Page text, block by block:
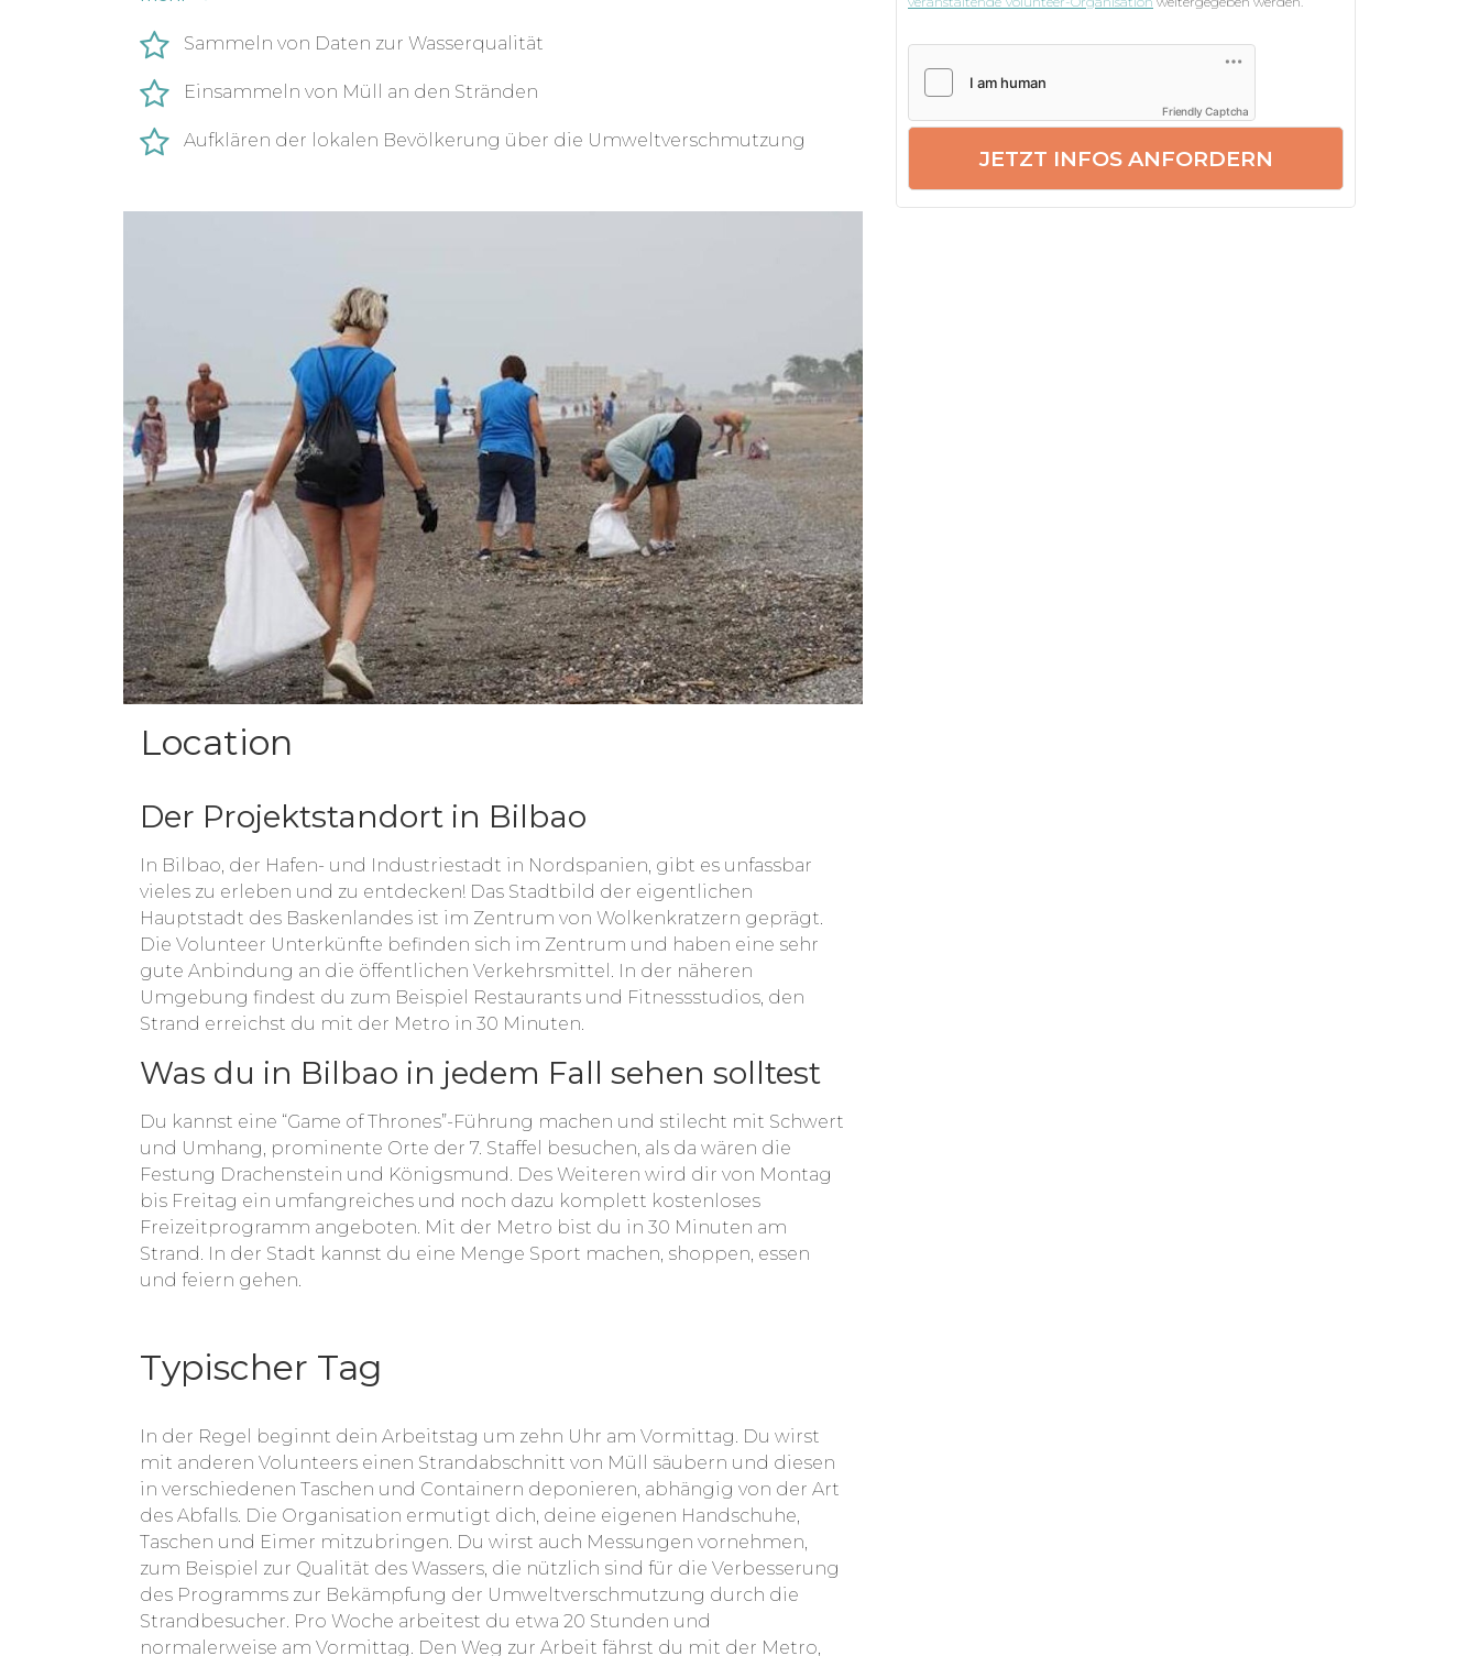
ausreichend geschützt sind, ist deine Unterstützung gefragt. Mit deiner
Freiwilligenarbeit bei diesem Projekt trägst du unter anderem maßgeblich
zur Bewahrung von Ökosystemen und zur Rettung von Meereslebewesen
bei.
Deine Einsatzstelle
die Menschen über den Umweltschutz aufzuklären.
Das Ziel dieses Projekts ist es, durch das Einsammeln von kiloweise Müll an
den Stränden, die Wasserqualität des Meeres zu verbessern, die Ökosysteme
entlang der Küsten zu schützen, die Spots für die Surfer zu bewahren, die
Menschen über die Folgen der Strand- und Meerverschmutzung zu
informieren und die Strände vom Müll zu befreien, diese sauber zu halten.
Sammeln von Daten zur Wasserqualität
Einsammeln von Müll an den Stränden
Aufklären der lokalen Bevölkerung über die Umweltverschmutzung
Location
Der Projektstandort in Bilbao
In Bilbao, der Hafen- und Industriestadt in Nordspanien, gibt es unfassbar
vieles zu erleben und zu entdecken! Das Stadtbild der eigentlichen
Hauptstadt des Baskenlandes ist im Zentrum von Wolkenkratzern geprägt.
Die Volunteer Unterkünfte befinden sich im Zentrum und haben eine sehr
gute Anbindung an die öffentlichen Verkehrsmittel. In der näheren
Umgebung findest du zum Beispiel Restaurants und Fitnessstudios, den
Strand erreichst du mit der Metro in 30 Minuten.
Was du in Bilbao in jedem Fall sehen solltest
Du kannst eine “Game of Thrones”-Führung machen und stilecht mit Schwert
und Umhang, prominente Orte der 7. Staffel besuchen, als da wären die
Festung Drachenstein und Königsmund. Des Weiteren wird dir von Montag
bis Freitag ein umfangreiches und noch dazu komplett kostenloses
Freizeitprogramm angeboten. Mit der Metro bist du in 30 Minuten am
Strand. In der Stadt kannst du eine Menge Sport machen, shoppen, essen
und feiern gehen.
Typischer Tag
In der Regel beginnt dein Arbeitstag um zehn Uhr am Vormittag. Du wirst
mit anderen Volunteers einen Strandabschnitt von Müll säubern und diesen
in verschiedenen Taschen und Containern deponieren, abhängig von der Art
des Abfalls. Die Organisation ermutigt dich, deine eigenen Handschuhe,
Taschen und Eimer mitzubringen. Du wirst auch Messungen vornehmen,
zum Beispiel zur Qualität des Wassers, die nützlich sind für die Verbesserung
des Programms zur Bekämpfung der Umweltverschmutzung durch die
Strandbesucher. Pro Woche arbeitest du etwa 20 Stunden und
normalerweise am Vormittag. Den Weg zur Arbeit fährst du mit der Metro,
Friendly Captcha